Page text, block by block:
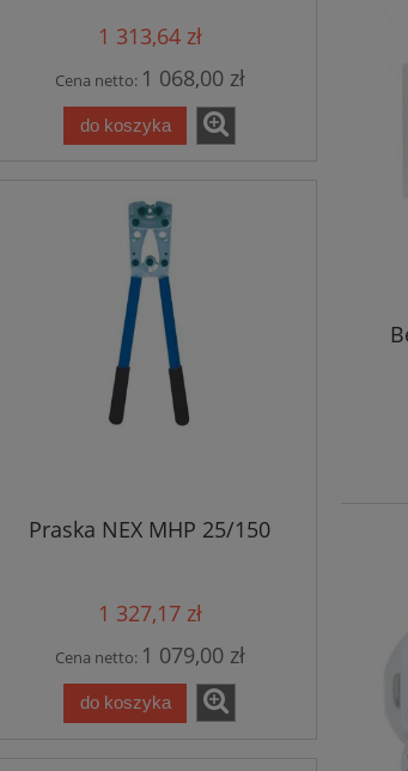
1 313,64 zł
Cena netto: 1 068,00 zł
do koszyka
Praska NEX MHP 25/150
1 327,17 zł
Cena netto: 1 079,00 zł
do koszyka